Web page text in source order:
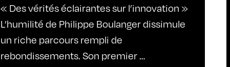
« Des vérités éclairantes sur l’innovation »
L’humilité de Philippe Boulanger dissimule
un riche parcours rempli de
rebondissements. Son premier …